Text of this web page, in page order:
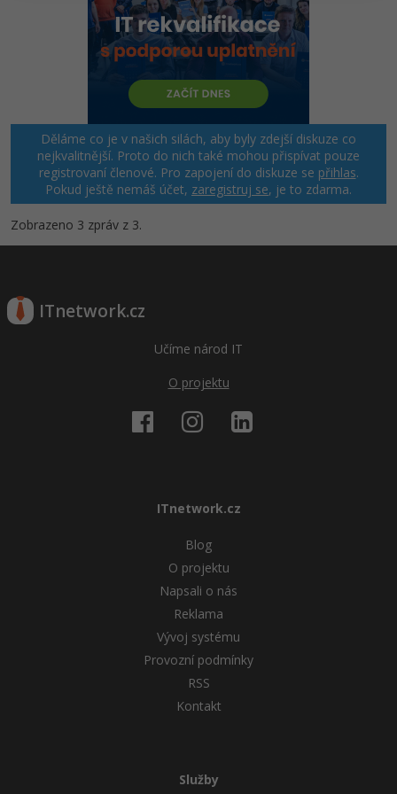
Děláme co je v našich silách, aby byly zdejší diskuze co
nejkvalitnější. Proto do nich také mohou přispívat pouze
registrovaní členové. Pro zapojení do diskuze se přihlas.
Pokud ještě nemáš účet, zaregistruj se, je to zdarma.
Zobrazeno 3 zpráv z 3.
ITnetwork.cz
Učíme národ IT
O projektu
ITnetwork.cz
Blog
O projektu
Napsali o nás
Reklama
Vývoj systému
Provozní podmínky
RSS
Kontakt
Služby